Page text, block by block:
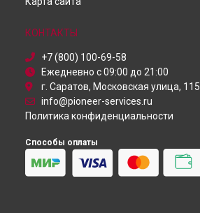
КОНТАКТЫ
+7 (800) 100-69-58
Ежедневно с 09:00 до 21:00
г. Саратов, Московская улица, 115
info@pioneer-services.ru
Политика конфиденциальности
Способы оплаты